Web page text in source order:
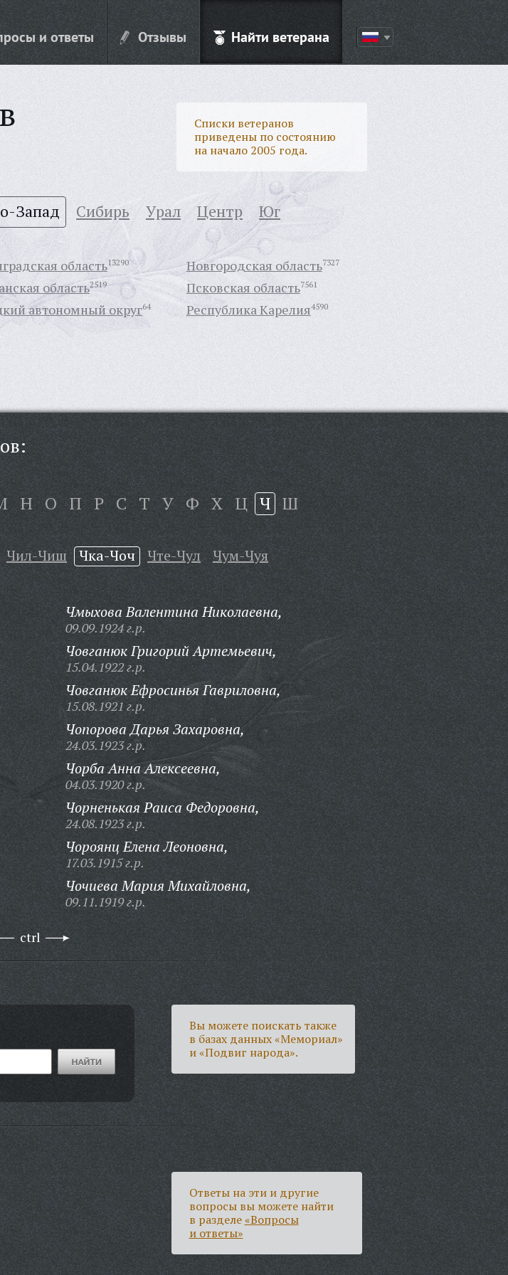
и ответы Отзывы Найти ветерана
Списки ветеранов
приведены по состоянию
на начало 2005 года.
Запад Сибирь Урал Центр Юг
область13290
область2519
автономный округ64
Новгородская область7327
Псковская область7561
Республика Карелия4590
Н О П Р С Т У Ф Х Ц Ч Ш
Чил-Чиш Чка-Чоч Чте-Чул Чум-Чуя
Чмыхова Валентина Николаевна,
09.09.1924 г.р.
Човганюк Григорий Артемьевич,
15.04.1922 г.р.
Човганюк Ефросинья Гавриловна,
15.08.1921 г.р.
Чопорова Дарья Захаровна,
24.03.1923 г.р.
Чорба Анна Алексеевна,
04.03.1920 г.р.
Чорненькая Раиса Федоровна,
24.08.1923 г.р.
Чороянц Елена Леоновна,
17.03.1915 г.р.
Чочиева Мария Михайловна,
09.11.1919 г.р.
ctrl
Вы можете поискать также
в базах данных «Мемориал»
и «Подвиг народа».
Ответы на эти и другие
вопросы вы можете найти
в разделе«Вопросы
и ответы»